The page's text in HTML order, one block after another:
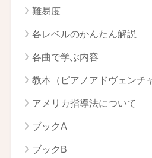
難易度
各レベルのかんたん解説
各曲で学ぶ内容
教本（ピアノアドヴェンチ
アメリカ指導法について
ブックA
ブックB